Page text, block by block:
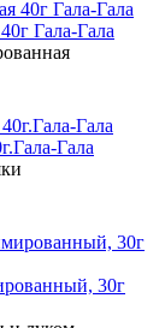
Гала-Гала
Гала
30г